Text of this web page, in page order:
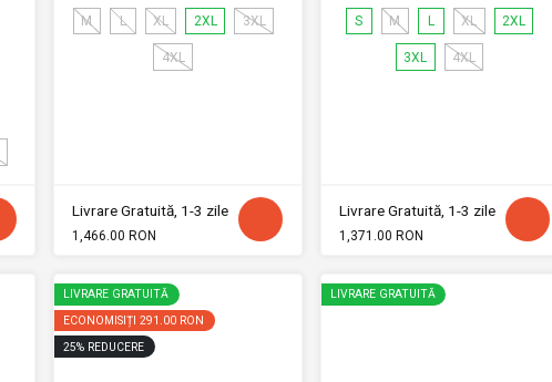
M L XL 2XL 3XL
4XL
Livrare Gratuită, 1-3 zile
1,466.00 RON
S M L XL 2XL
3XL 4XL
Livrare Gratuită, 1-3 zile
1,371.00 RON
LIVRARE GRATUITĂ
ECONOMISIȚI 291.00 RON
25% REDUCERE
LIVRARE GRATUITĂ